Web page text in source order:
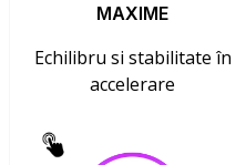
MAXIME
Echilibru si stabilitate în
accelerare